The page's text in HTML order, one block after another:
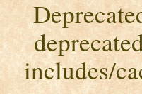
includes/